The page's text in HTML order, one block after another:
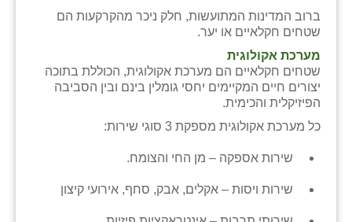
ברוב המדינות המתועשות, חלק ניכר מהקרקעות הם
שטחים חקלאיים או יער.
מערכת אקולוגית
שטחים חקלאיים הם מערכת אקולוגית, הכוללת בתוכה
יצורים חיים המקיימים יחסי גומלין בינם ובין הסביבה
הפיזיקלית והכימית.
כל מערכת אקולוגית מספקת 3 סוגי שירות:
שירות אספקה – מן החי והצומח.
שירות ויסות – אקלים, אבק, סחף, אירועי קיצון
חרב לאת
יקנעם
כליל